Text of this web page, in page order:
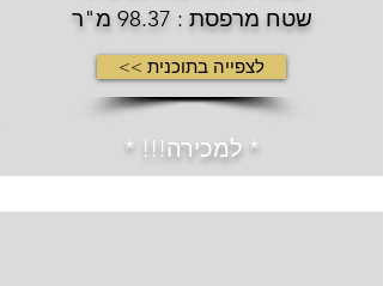
שטח מרפסת : 98.37 מ"ר
לצפייה בתוכנית >>
* למכירה!!! *